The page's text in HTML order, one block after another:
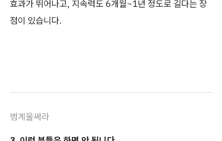
효과가 뛰어나고, 지속력도 6개월~1년 정도로 길다는 장
점이 있습니다.
범계울쎄라